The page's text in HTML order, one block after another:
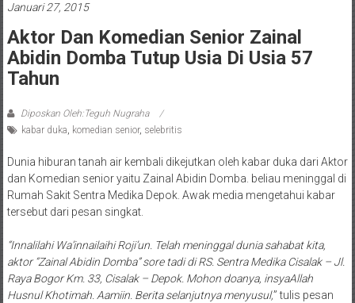
Januari 27, 2015
Aktor Dan Komedian Senior Zainal
Abidin Domba Tutup Usia Di Usia 57
Tahun
Diposkan Oleh:Teguh Nugraha
kabar duka, komedian senior, selebritis
Dunia hiburan tanah air kembali dikejutkan oleh kabar duka dari Aktor
dan Komedian senior yaitu Zainal Abidin Domba. beliau meninggal di
Rumah Sakit Sentra Medika Depok. Awak media mengetahui kabar
tersebut dari pesan singkat.
“Innalilahi Wa’innailaihi Roji’un. Telah meninggal dunia sahabat kita,
aktor “Zainal Abidin Domba” sore tadi di RS. Sentra Medika Cisalak – Jl.
Raya Bogor Km. 33, Cisalak – Depok. Mohon doanya, insyaAllah
Husnul Khotimah. Aamiin. Berita selanjutnya menyusul,” tulis pesan